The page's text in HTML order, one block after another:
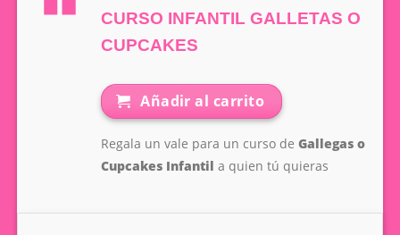
CURSO INFANTIL GALLETAS O
CUPCAKES
Añadir al carrito
Regala un vale para un curso de Gallegas o
Cupcakes Infantil a quien tú quieras